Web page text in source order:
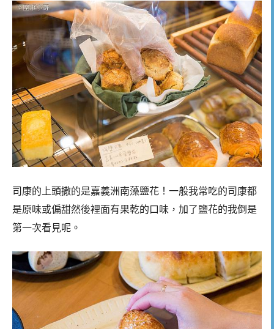
司康的上頭撒的是嘉義洲南藻鹽花！一般我常吃的司康都
是原味或偏甜然後裡面有果乾的口味，加了鹽花的我倒是
第一次看見呢。